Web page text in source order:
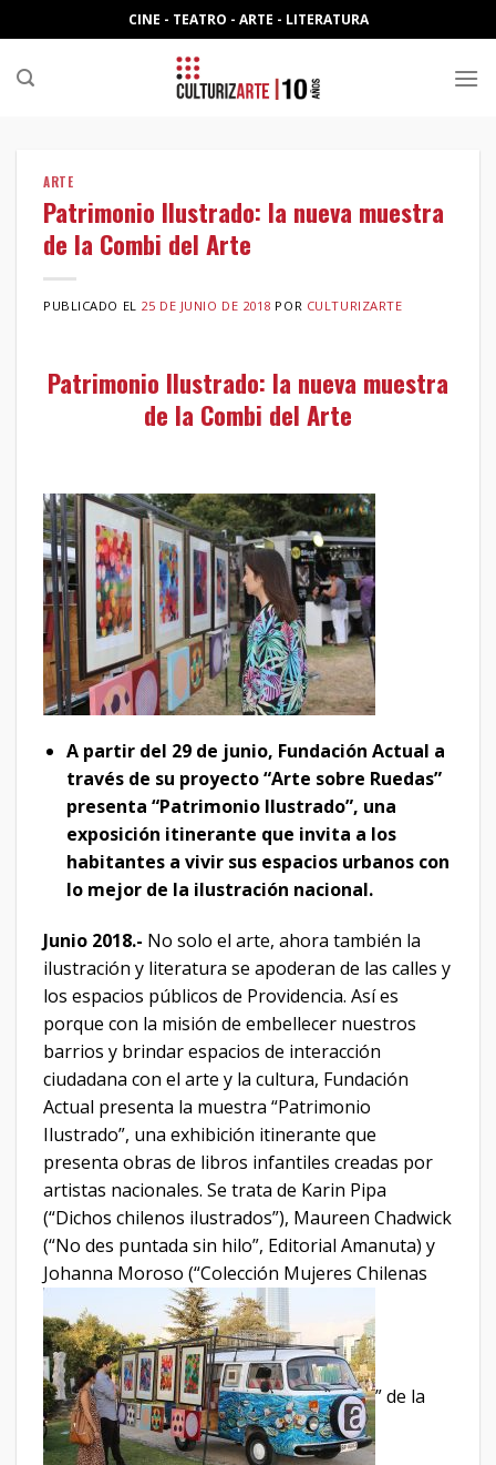
to
content
CINE - TEATRO - ARTE - LITERATURA
ARTE
Patrimonio Ilustrado: la nueva muestra
de la Combi del Arte
PUBLICADO EL 25 DE JUNIO DE 2018 POR CULTURIZARTE
Patrimonio Ilustrado: la nueva muestra
de la Combi del Arte
A partir del 29 de junio, Fundación Actual a
través de su proyecto “Arte sobre Ruedas”
presenta “Patrimonio Ilustrado”, una
exposición itinerante que invita a los
habitantes a vivir sus espacios urbanos con
lo mejor de la ilustración nacional.
Junio 2018.- No solo el arte, ahora también la
ilustración y literatura se apoderan de las calles y
los espacios públicos de Providencia. Así es
porque con la misión de embellecer nuestros
barrios y brindar espacios de interacción
ciudadana con el arte y la cultura, Fundación
Actual presenta la muestra “Patrimonio
Ilustrado”, una exhibición itinerante que
presenta obras de libros infantiles creadas por
artistas nacionales. Se trata de Karin Pipa
(“Dichos chilenos ilustrados”), Maureen Chadwick
(“No des puntada sin hilo”, Editorial Amanuta) y
Johanna Moroso (“Colección Mujeres Chilenas
” de la